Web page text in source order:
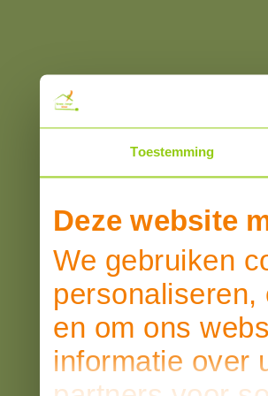
Toestemming
Deze website
We gebruiken
en om ons
informatie over